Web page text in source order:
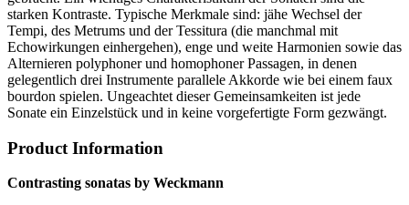
starken Kontraste. Typische Merkmale sind: jähe Wechsel der
Tempi, des Metrums und der Tessitura (die manchmal mit
Echowirkungen einhergehen), enge und weite Harmonien sowie das
Alternieren polyphoner und homophoner Passagen, in denen
gelegentlich drei Instrumente parallele Akkorde wie bei einem faux
bourdon spielen. Ungeachtet dieser Gemeinsamkeiten ist jede
Sonate ein Einzelstück und in keine vorgefertigte Form gezwängt.
Product Information
Contrasting sonatas by Weckmann